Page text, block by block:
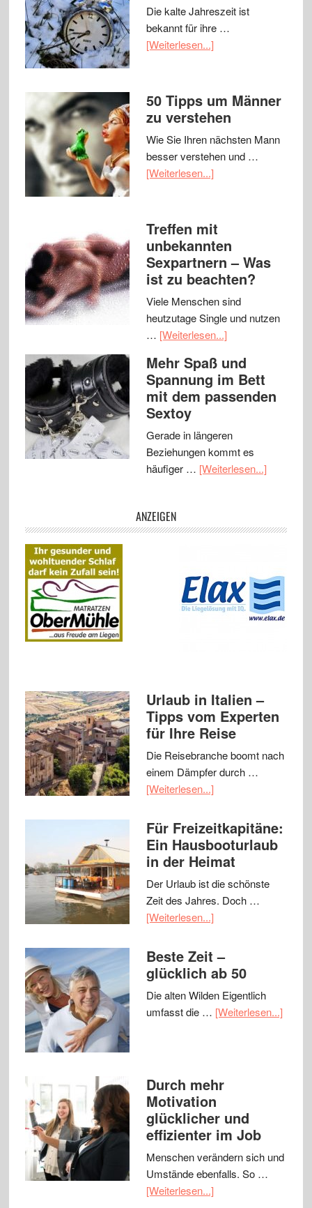
Die kalte Jahreszeit ist
bekannt für ihre …
[Weiterlesen...]
50 Tipps um Männer
zu verstehen
Wie Sie Ihren nächsten Mann
besser verstehen und …
[Weiterlesen...]
Treffen mit
unbekannten
Sexpartnern – Was
ist zu beachten?
Viele Menschen sind
heutzutage Single und nutzen
… [Weiterlesen...]
Mehr Spaß und
Spannung im Bett
mit dem passenden
Sextoy
Gerade in längeren
Beziehungen kommt es
häufiger … [Weiterlesen...]
ANZEIGEN
Urlaub in Italien –
Tipps vom Experten
für Ihre Reise
Die Reisebranche boomt nach
einem Dämpfer durch …
[Weiterlesen...]
Für Freizeitkapitäne:
Ein Hausbooturlaub
in der Heimat
Der Urlaub ist die schönste
Zeit des Jahres. Doch …
[Weiterlesen...]
Beste Zeit –
glücklich ab 50
Die alten Wilden Eigentlich
umfasst die … [Weiterlesen...]
Durch mehr
Motivation
glücklicher und
effizienter im Job
Menschen verändern sich und
Umstände ebenfalls. So …
[Weiterlesen...]